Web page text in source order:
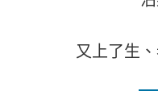
又上了生